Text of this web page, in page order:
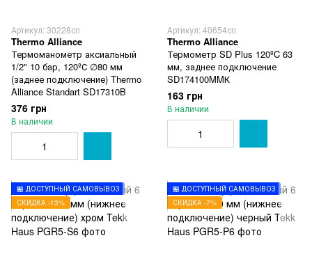
Артикул: 30228сп
Thermo Alliance
Термоманометр аксиальный
1/2" 10 бар, 120ºС ∅80 мм
(заднее подключение) Thermo
Alliance Standart SD17310B
376 грн
В наличии
Артикул: 40654сп
Thermo Alliance
Термометр SD Plus 120ºC 63
мм, заднее подключение
SD174100MMК
163 грн
В наличии
🏪 ДОСТУПНЫЙ САМОВЫВОЗ
СКИДКА -13%
🏪 ДОСТУПНЫЙ САМОВЫВОЗ
СКИДКА -7%